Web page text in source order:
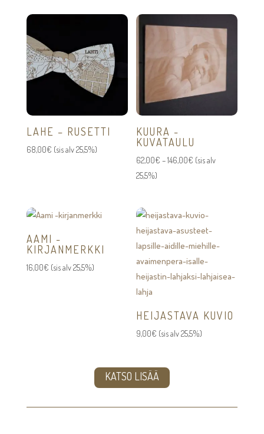
LAHE – RUSETTI
68,00€ (sis alv 25,5%)
KUURA -
KUVATAULU
62,00€ –146,00€ Hintaluokka:
(sis alv
25,5%)
AAMI -
KIRJANMERKKI
16,00€ (sis alv 25,5%)
HEIJASTAVA KUVIO
9,00€ (sis alv 25,5%)
KATSO LISÄÄ